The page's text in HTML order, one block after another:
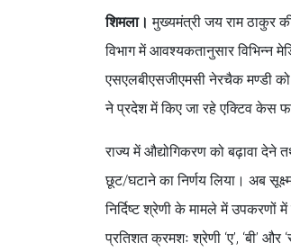
शिमला। मुख्यमंत्री जय राम ठाकुर
विभाग में आवश्यकतानुसार विभिन्न
एसएलबीएसजीएमसी नेरचैक मण्डी
ने प्रदेश में किए जा रहे एक्टिव केस
राज्य में औद्योगिकरण को बढ़ावा
छूट/घटाने का निर्णय लिया। अब
निर्दिष्ट श्रेणी के मामले में
प्रतिशत क्रमशः श्रेणी ‘ए’, ‘बी’